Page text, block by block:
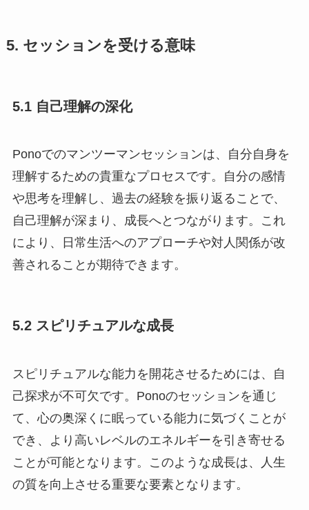
5. セッションを受ける意味
5.1 自己理解の深化
Ponoでのマンツーマンセッションは、自分自身を
理解するための貴重なプロセスです。自分の感情
や思考を理解し、過去の経験を振り返ることで、
自己理解が深まり、成長へとつながります。これ
により、日常生活へのアプローチや対人関係が改
善されることが期待できます。
5.2 スピリチュアルな成長
スピリチュアルな能力を開花させるためには、自
己探求が不可欠です。Ponoのセッションを通じ
て、心の奥深くに眠っている能力に気づくことが
でき、より高いレベルのエネルギーを引き寄せる
ことが可能となります。このような成長は、人生
の質を向上させる重要な要素となります。